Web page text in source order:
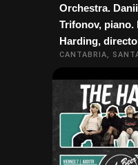
Orchestra.
Trifonov, piano.
Harding,
CANTABRIA,